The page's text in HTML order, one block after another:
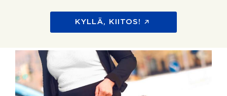
KYLLÄ, KIITOS!